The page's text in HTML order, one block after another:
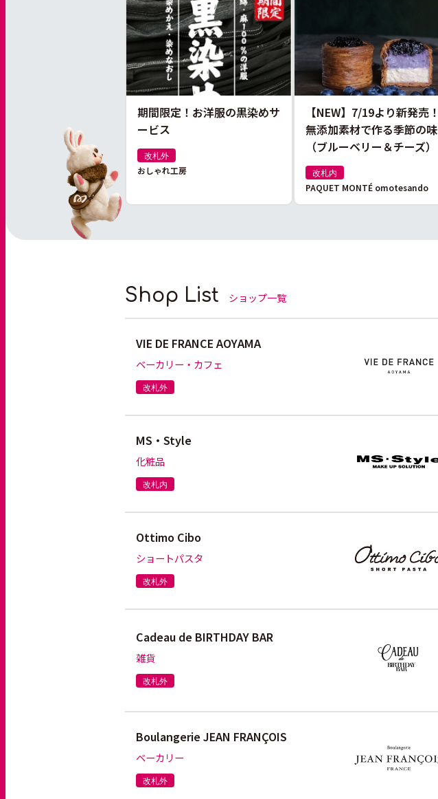
期間限定！お洋服の黒染めサ
ービス
改札外
おしゃれ工房
【NEW】7/19より新発売！
無添加素材で作る季節の味
（ブルーベリー＆チーズ）
改札内
PAQUET MONTÉ omotesando
Shop List ショップ一覧
VIE DE FRANCE AOYAMA
ベーカリー・カフェ
改札外
MS・Style
化粧品
改札内
Ottimo Cibo
ショートパスタ
改札外
Cadeau de BIRTHDAY BAR
雑貨
改札外
Boulangerie JEAN FRANÇOIS
ベーカリー
改札外